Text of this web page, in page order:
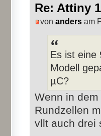
Re: Attiny
von anders am
Es ist eine
Modell
µC?
Wenn in
Rundzellen
vllt auch drei